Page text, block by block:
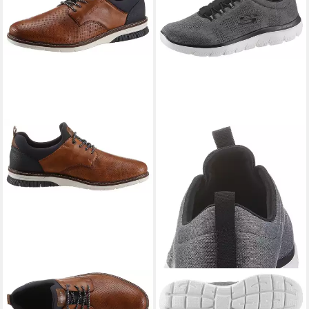
RIEKER Slip-On Sneaker
Business Schuh, Slipper,
SKECHERSSUMMITS Slip-
On Sneaker Freizeitschuh,